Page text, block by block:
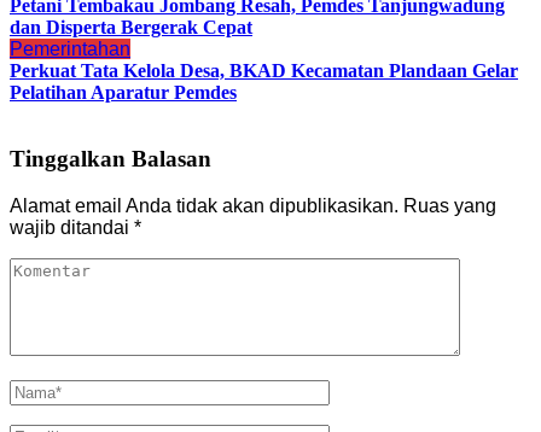
Petani Tembakau Jombang Resah, Pemdes Tanjungwadung
dan Disperta Bergerak Cepat
Pemerintahan
Perkuat Tata Kelola Desa, BKAD Kecamatan Plandaan Gelar
Pelatihan Aparatur Pemdes
Tinggalkan Balasan
Alamat email Anda tidak akan dipublikasikan. Ruas yang
wajib ditandai *